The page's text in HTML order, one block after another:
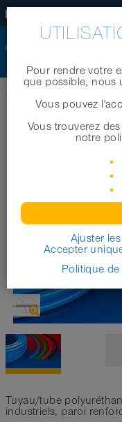
NORFLEX®
Tuyau/tube
industriels, paroi
Pour rendre votre
que possible, nous
Vous pouvez
Vous trouverez
notre
Ajuster
Accepter
Politique